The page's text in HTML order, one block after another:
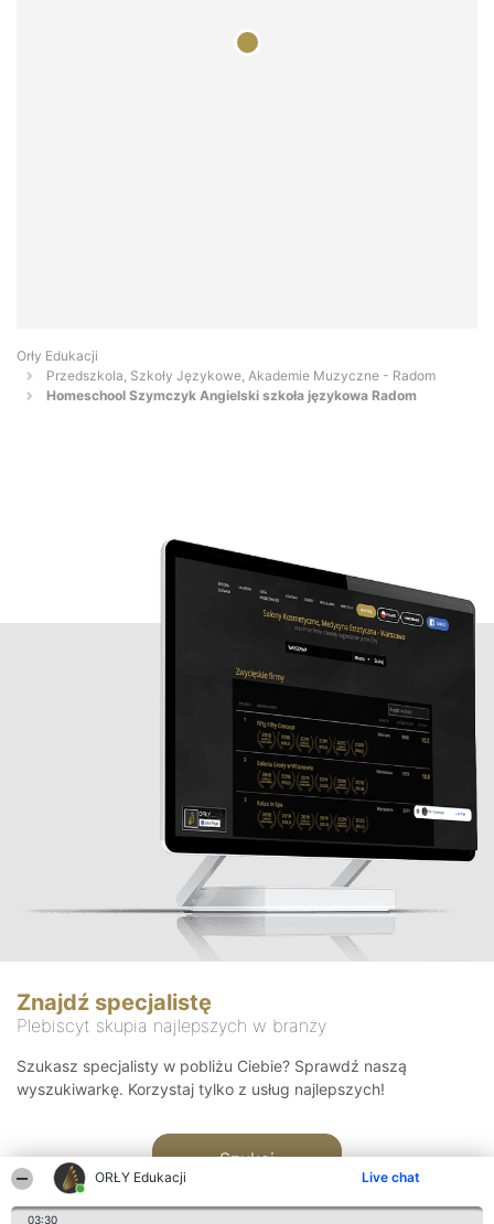
ORŁY Edukacji Live chat
03:30
Orły Edukacji
Przedszkola, Szkoły Językowe, Akademie Muzyczne - Radom
Homeschool Szymczyk Angielski szkoła językowa Radom
Znajdź specjalistę
Plebiscyt skupia najlepszych w branży
Szukasz specjalisty w pobliżu Ciebie? Sprawdź naszą
wyszukiwarkę. Korzystaj tylko z usług najlepszych!
Szukaj